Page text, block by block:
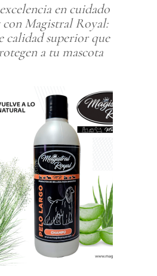
en cuidado
Magistral Royal:
calidad superior que
a tu mascota